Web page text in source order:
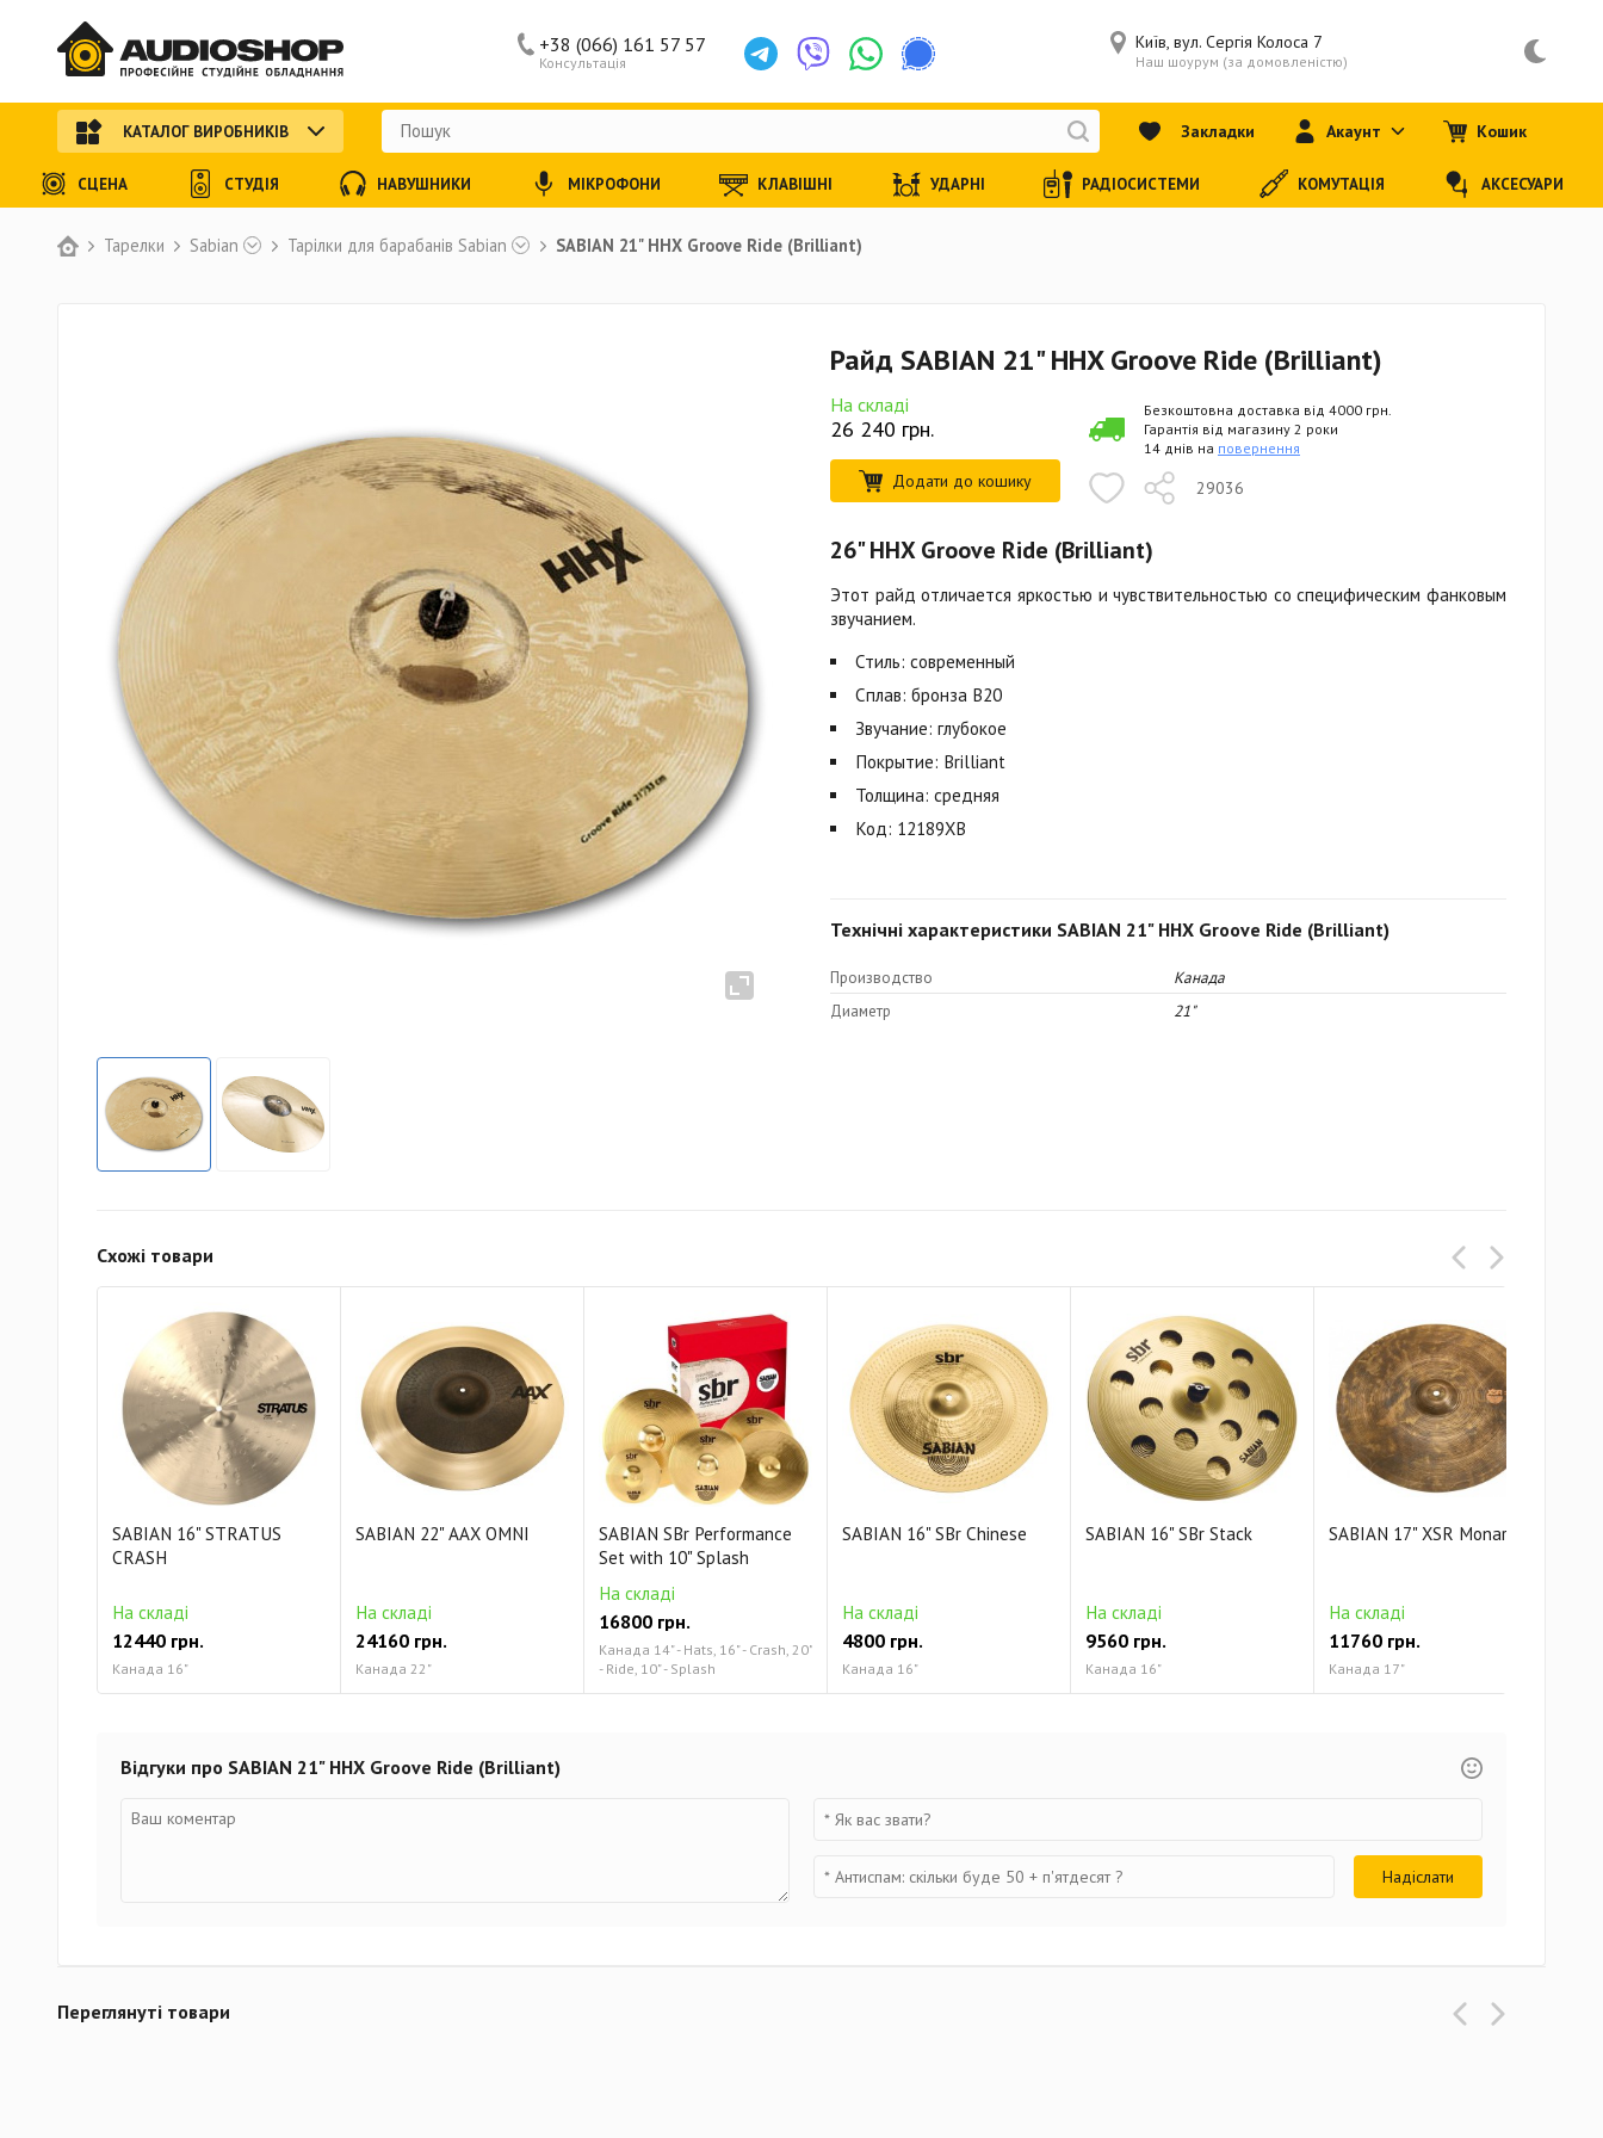
Тарелки Sabian Тарілки для барабанів Sabian SABIAN 21" HHX Groove Ride (Brilliant)
Райд SABIAN 21" HHX Groove Ride (Brilliant)
На складі
26 240 грн.
Додати до кошику 29036
Безкоштовна доставка від 4000 грн.
Гарантія від магазину 2 роки
14 днів на повернення
26" HHX Groove Ride (Brilliant)
Этот райд отличается яркостью и чувствительностью со специфическим фанковым
звучанием.
Стиль: современный
Сплав: бронза B20
Звучание: глубокое
Покрытие: Brilliant
Толщина: средняя
Код: 12189XB
Технічні характеристики SABIAN 21" HHX Groove Ride (Brilliant)
Производство
Канада
Диаметр
21"
Схожі товари
SABIAN 16" STRATUS
CRASH
На складі
12440 грн.
Канада 16"
SABIAN 22" AAX OMNI
На складі
24160 грн.
Канада 22"
SABIAN SBr Performance
Set with 10" Splash
На складі
16800 грн.
Канада 14" - Hats, 16" - Crash, 20"
- Ride, 10" - Splash
SABIAN 16" SBr Chinese
На складі
4800 грн.
Канада 16"
SABIAN 16" SBr Stack
На складі
9560 грн.
Канада 16"
SABIAN 17" XSR Monarch
На складі
11760 грн.
Канада 17"
Відгуки про SABIAN 21" HHX Groove Ride (Brilliant)
Переглянуті товари
Консультація
+38 (066) 161 57 57 Київ, вул. Сергія Колоса 7
Наш шоурум (за домовленістю)
КАТАЛОГ ВИРОБНИКІВ Закладки Акаунт Кошик
СЦЕНА СТУДІЯ НАВУШНИКИ МІКРОФОНИ КЛАВІШНІ УДАРНІ РАДІОСИСТЕМИ КОМУТАЦІЯ АКСЕСУАРИ